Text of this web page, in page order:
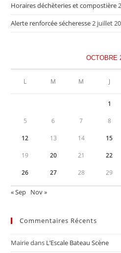
Horaires déchèteries et compostière
Alerte renforcée sécheresse2 juillet
OCTOBRE
L M M J
1
5 6 7 8
12 13 14 15
19 20 21 22
26 27 28 29
« Sep Nov »
Commentaires Récents
Mairiedans L’Escale Bateau Scène